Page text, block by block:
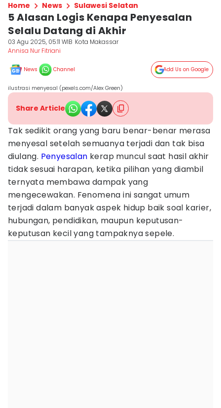
Home News Sulawesi Selatan
5 Alasan Logis Kenapa Penyesalan
Selalu Datang di Akhir
03 Agu 2025, 05:11 WIB Kota Makassar
Annisa Nur Fitriani
News Channel Add Us on Google
ilustrasi menyesal (pexels.com/Alex Green)
Share Article
Tak sedikit orang yang baru benar-benar merasa
menyesal setelah semuanya terjadi dan tak bisa
diulang. Penyesalan kerap muncul saat hasil akhir
tidak sesuai harapan, ketika pilihan yang diambil
ternyata membawa dampak yang
mengecewakan. Fenomena ini sangat umum
terjadi dalam banyak aspek hidup baik soal karier,
hubungan, pendidikan, maupun keputusan-
keputusan kecil yang tampaknya sepele.